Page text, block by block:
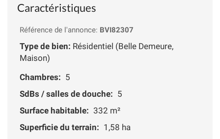
Caractéristiques
Référence de l'annonce: BVI82307
Type de bien: Résidentiel (Belle Demeure,
Maison)
Chambres: 5
SdBs / salles de douche: 5
Surface habitable: 332 m²
Superficie du terrain: 1,58 ha